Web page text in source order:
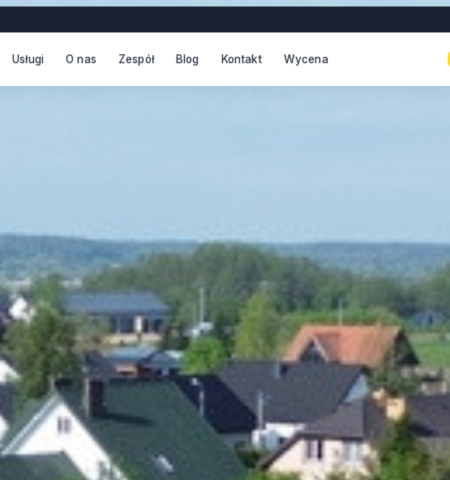
Usługi O nas Zespół Blog Kontakt Wycena